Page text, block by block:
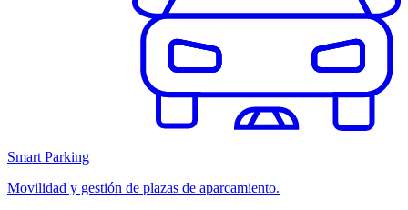
Smart Parking
Movilidad y gestión de plazas de aparcamiento.